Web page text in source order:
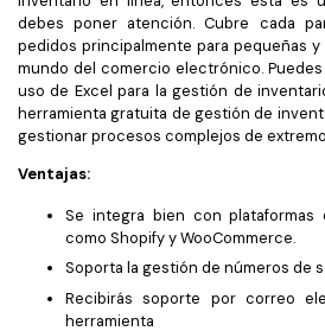
debes poner atención. Cubre cada
pedidos principalmente para pequeñas
mundo del comercio electrónico.
uso de Excel para la gestión de
herramienta gratuita de gestión de
gestionar procesos complejos de
Ventajas:
Se integra bien con
como Shopify y WooCommerce.
Soporta la gestión de números de
Recibirás soporte por correo
herramienta